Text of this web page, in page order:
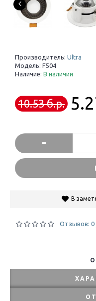
Производитель: Ultra
Модель: F504
Наличие: В наличии
10.53 б.р.
-
В
Отзывов: 0